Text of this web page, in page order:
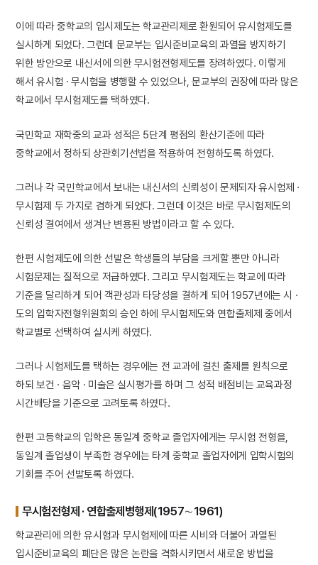
이에 따라 중학교의 입시제도는 학교관리제로 환원되어 유시험제도를
실시하게 되었다. 그런데 문교부는 입시준비교육의 과열을 방지하기
위한 방안으로 내신서에 의한 무시험전형제도를 장려하였다. 이렇게
해서 유시험 · 무시험을 병행할 수 있었으나, 문교부의 권장에 따라 많은
학교에서 무시험제도를 택하였다.
국민학교 재학중의 교과 성적은 5단계 평점의 환산기준에 따라
중학교에서 정하되 상관회기선법을 적용하여 전형하도록 하였다.
그러나 각 국민학교에서 보내는 내신서의 신뢰성이 문제되자 유시험제 ·
무시험제 두 가지로 겸하게 되었다. 그런데 이것은 바로 무시험제도의
신뢰성 결여에서 생겨난 변용된 방법이라고 할 수 있다.
한편 시험제도에 의한 선발은 학생들의 부담을 크게할 뿐만 아니라
시험문제는 질적으로 저급하였다. 그리고 무시험제도는 학교에 따라
기준을 달리하게 되어 객관성과 타당성을 결하게 되어 1957년에는 시 ·
도의 입학자전형위원회의 승인 하에 무시험제도와 연합출제제 중에서
학교별로 선택하여 실시케 하였다.
그러나 시험제도를 택하는 경우에는 전 교과에 걸친 출제를 원칙으로
하되 보건 · 음악 · 미술은 실시평가를 하며 그 성적 배점비는 교육과정
시간배당을 기준으로 고려토록 하였다.
한편 고등학교의 입학은 동일계 중학교 졸업자에게는 무시험 전형을,
동일계 졸업생이 부족한 경우에는 타계 중학교 졸업자에게 입학시험의
기회를 주어 선발토록 하였다.
무시험전형제 · 연합출제병행제(1957∼1961)
학교관리에 의한 유시험과 무시험제에 따른 시비와 더불어 과열된
입시준비교육의 폐단은 많은 논란을 격화시키면서 새로운 방법을